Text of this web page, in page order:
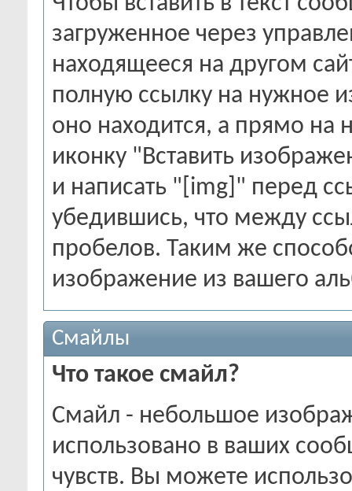
загруженное через
находящееся на другом
полную ссылку на нужное
оно находится, а прямо на
иконку "Вставить
и написать "[img]" перед
убедившись, что между
пробелов. Таким же
изображение из вашего
Смайлы
Что такое смайл?
Смайл - небольшое
использовано в ваших
чувств. Вы можете